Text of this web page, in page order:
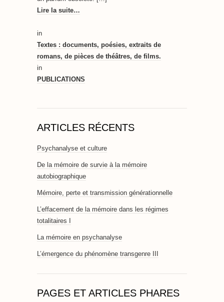
Lire la suite…
in
Textes : documents, poésies, extraits de
romans, de pièces de théâtres, de films.
in
PUBLICATIONS
ARTICLES RÉCENTS
Psychanalyse et culture
De la mémoire de survie à la mémoire
autobiographique
Mémoire, perte et transmission générationnelle
L’effacement de la mémoire dans les régimes
totalitaires I
La mémoire en psychanalyse
L’émergence du phénomène transgenre III
PAGES ET ARTICLES PHARES